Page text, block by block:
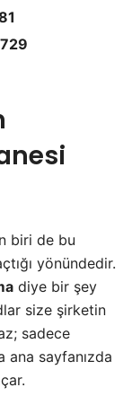
biri de bu
yönündedir.
diye bir şey
size şirketin
sadece
sayfanızda